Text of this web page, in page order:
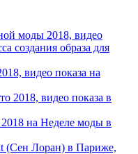
моды 2018, видео
создания образа для
видео показа на
2018, видео показа в
на Неделе моды в
(Сен Лоран) в Париже,